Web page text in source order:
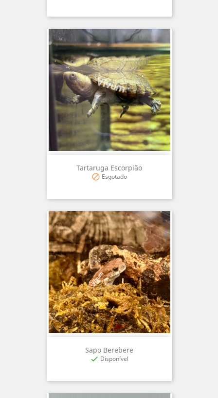
Tartaruga Escorpião
 Esgotado
Sapo Berebere
 Disponível